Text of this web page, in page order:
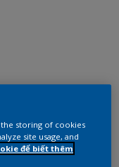
the storing of cookies
site usage, and
để biết thêm